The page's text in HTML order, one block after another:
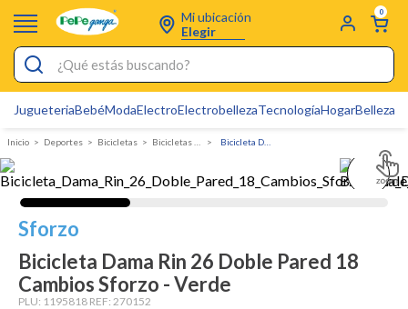
Mi ubicación
Elegir
0
¿Qué estás buscando?
JugueteriaBebéModaElectroElectrobellezaTecnologíaHogarBelleza
Deportes bicicletas Bicicletas de Montaña
Sforzo
Bicicleta Dama Rin 26 Doble Pared 18
Cambios Sforzo - Verde
PLU: 1195818 REF: 270152
Electro
Figuras Toy Story
Carters
Silla Mecedora Bebé